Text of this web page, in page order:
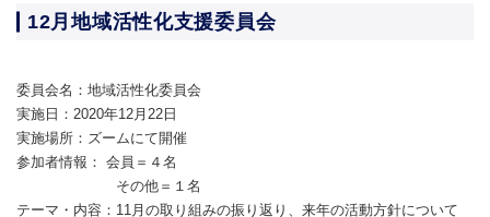
12月地域活性化支援委員会
委員会名：地域活性化委員会
実施日：2020年12月22日
実施場所：ズームにて開催
参加者情報： 会員＝４名
その他＝１名
テーマ・内容：11月の取り組みの振り返り、来年の活動方針について